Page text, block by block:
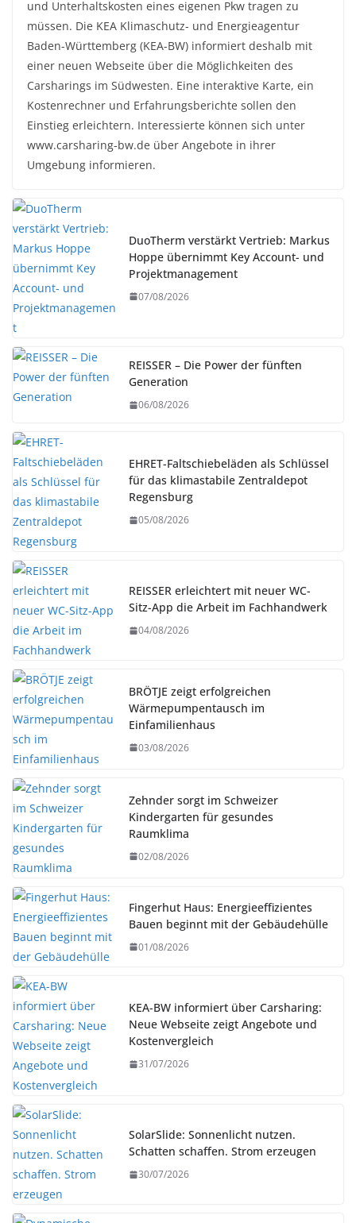
und Unterhaltskosten eines eigenen Pkw tragen zu
müssen. Die KEA Klimaschutz- und Energieagentur
Baden-Württemberg (KEA-BW) informiert deshalb mit
einer neuen Webseite über die Möglichkeiten des
Carsharings im Südwesten. Eine interaktive Karte, ein
Kostenrechner und Erfahrungsberichte sollen den
Einstieg erleichtern. Interessierte können sich unter
www.carsharing-bw.de über Angebote in ihrer
Umgebung informieren.
DuoTherm verstärkt Vertrieb: Markus
Hoppe übernimmt Key Account- und
Projektmanagement
07/08/2026
REISSER – Die Power der fünften
Generation
06/08/2026
EHRET-Faltschiebeläden als Schlüssel
für das klimastabile Zentraldepot
Regensburg
05/08/2026
REISSER erleichtert mit neuer WC-
Sitz-App die Arbeit im Fachhandwerk
04/08/2026
BRÖTJE zeigt erfolgreichen
Wärmepumpentausch im
Einfamilienhaus
03/08/2026
Zehnder sorgt im Schweizer
Kindergarten für gesundes
Raumklima
02/08/2026
Fingerhut Haus: Energieeffizientes
Bauen beginnt mit der Gebäudehülle
01/08/2026
KEA-BW informiert über Carsharing:
Neue Webseite zeigt Angebote und
Kostenvergleich
31/07/2026
SolarSlide: Sonnenlicht nutzen.
Schatten schaffen. Strom erzeugen
30/07/2026